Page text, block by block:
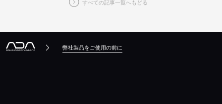
すべての記事一覧へもどる
弊社製品をご使用の前に